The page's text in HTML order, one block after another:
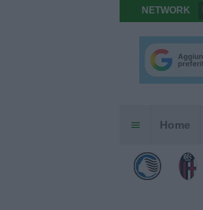
NETWORK
Home